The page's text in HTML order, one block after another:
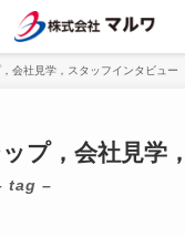
会社見学，スタッフインタビュー
プ，会社見学
tag –